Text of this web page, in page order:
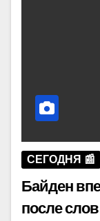
СЕГОДНЯ 📰
Байден
после